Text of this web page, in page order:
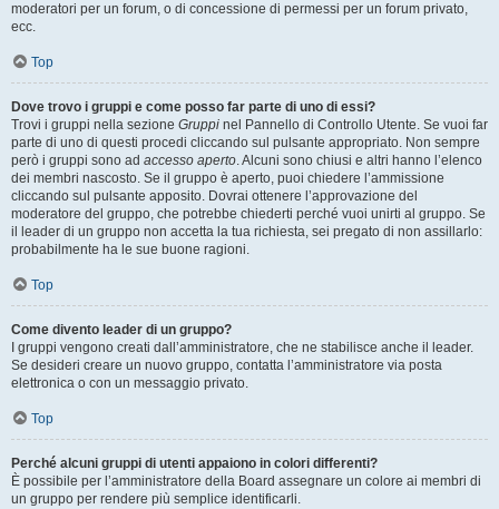
moderatori per un forum, o di concessione di permessi per un forum privato,
ecc.
Top
Dove trovo i gruppi e come posso far parte di uno di essi?
Trovi i gruppi nella sezione Gruppi nel Pannello di Controllo Utente. Se vuoi far
parte di uno di questi procedi cliccando sul pulsante appropriato. Non sempre
però i gruppi sono ad accesso aperto. Alcuni sono chiusi e altri hanno l’elenco
dei membri nascosto. Se il gruppo è aperto, puoi chiedere l’ammissione
cliccando sul pulsante apposito. Dovrai ottenere l’approvazione del
moderatore del gruppo, che potrebbe chiederti perché vuoi unirti al gruppo. Se
il leader di un gruppo non accetta la tua richiesta, sei pregato di non assillarlo:
probabilmente ha le sue buone ragioni.
Top
Come divento leader di un gruppo?
I gruppi vengono creati dall’amministratore, che ne stabilisce anche il leader.
Se desideri creare un nuovo gruppo, contatta l’amministratore via posta
elettronica o con un messaggio privato.
Top
Perché alcuni gruppi di utenti appaiono in colori differenti?
È possibile per l’amministratore della Board assegnare un colore ai membri di
un gruppo per rendere più semplice identificarli.